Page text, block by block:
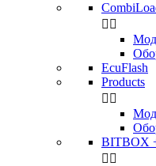
 
EcuFlash
Products
 
 